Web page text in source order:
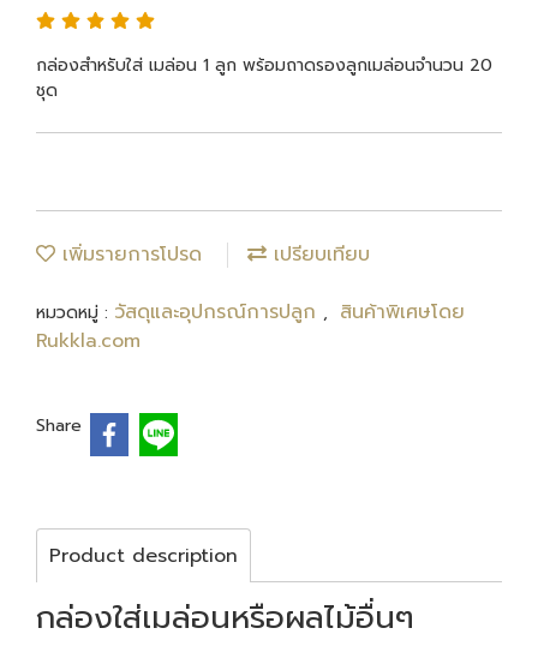
กล่องสำหรับใส่ เมล่อน 1 ลูก พร้อมถาดรองลูกเมล่อนจำนวน 20
ชุด
เพิ่มรายการโปรด เปรียบเทียบ
หมวดหมู่ : วัสดุและอุปกรณ์การปลูก , สินค้าพิเศษโดย
Rukkla.com
Share
Product description
กล่องใส่เมล่อนหรือผลไม้อื่นๆ